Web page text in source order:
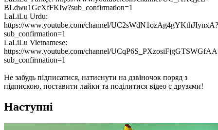
BLdwu1GcXfFKIw?sub_confirmation=1
LaLiLu Urdu:
https://www.youtube.com/channel/UC2sWdN1ozAg4gYKthJIynxA?
sub_confirmation=1
LaLiLu Vietnamese:
https://www.youtube.com/channel/
sub_confirmation=1
Не забудь підписатися, натиснути на дзвіночок поряд з
підпискою, поставити лайки та поділитися відео с друзями!
Наступні